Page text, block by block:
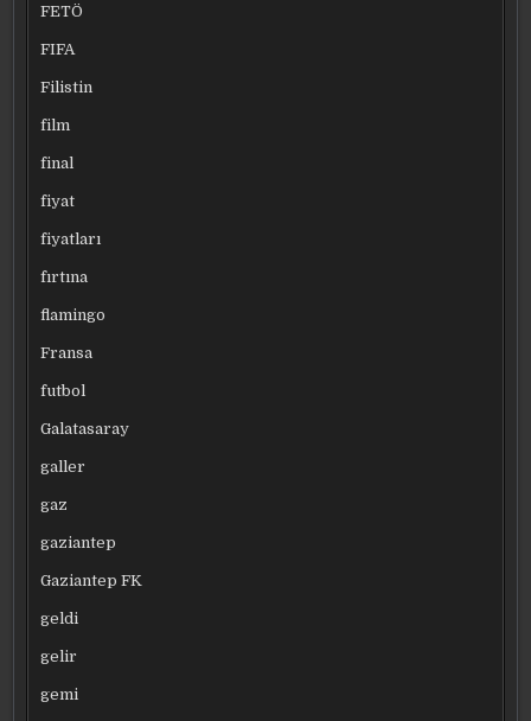
FETÖ
FIFA
Filistin
film
final
fiyat
fiyatları
fırtına
flamingo
Fransa
futbol
Galatasaray
galler
gaz
gaziantep
Gaziantep FK
geldi
gelir
gemi